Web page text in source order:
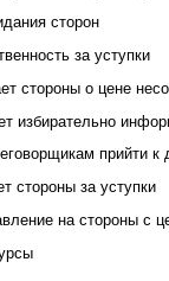
сторон
за уступки
стороны о цене
избирательно
прийти к
стороны за уступки
на стороны с